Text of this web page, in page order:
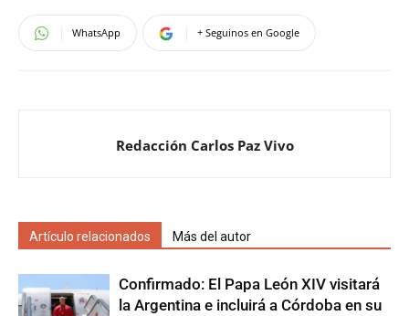
WhatsApp + Seguinos en Google
Redacción Carlos Paz Vivo
Artículo relacionados Más del autor
Confirmado: El Papa León XIV visitará
la Argentina e incluirá a Córdoba en su